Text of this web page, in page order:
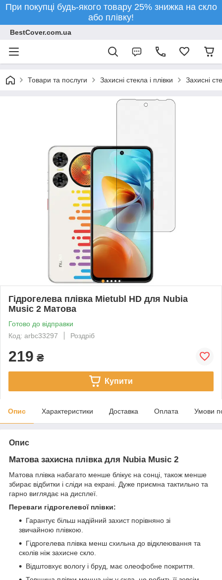
При покупці будь-якого товару 25% знижка на скло
або плівку!
BestCover.com.ua
Товари та послуги Захисні стекла і плівки Захисні
Гідрогелева плівка Mietubl HD для Nubia
Music 2 Матова
Готово до відправки
Код: arbc33297
Роздріб
219 ₴
Купити
Опис Характеристики Доставка Оплата Умови
Опис
Матова захисна плівка для Nubia Music 2
Матова плівка набагато менше блікує на сонці, також менше
збирає відбитки і сліди на екрані. Дуже приємна тактильно та
гарно виглядає на дисплеї.
Переваги гідрогелевої плівки:
Гарантує більш надійний захист порівняно зі
звичайною плівкою.
Гідрогелева плівка менш схильна до відклеювання та
сколів ніж захисне скло.
Відштовхує вологу і бруд, має олеофобне покриття.